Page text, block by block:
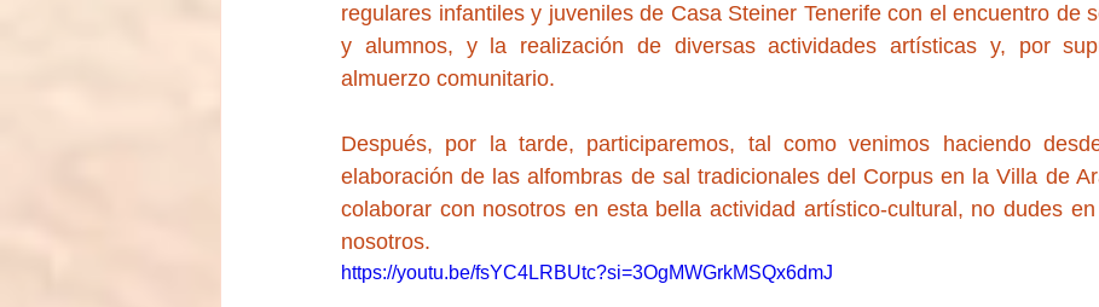
regulares infantiles y juveniles de Casa Steiner Tenerife con el encuentro de
y alumnos, y la realización de diversas actividades artísticas y, por
almuerzo comunitario.
Después, por la tarde, participaremos, tal como venimos haciendo
elaboración de las alfombras de sal tradicionales del Corpus en la Villa de
colaborar con nosotros en esta bella actividad artístico-cultural, no dudes
nosotros.
https://youtu.be/fsYC4LRBUtc?si=3OgMWGrkMSQx6dmJ